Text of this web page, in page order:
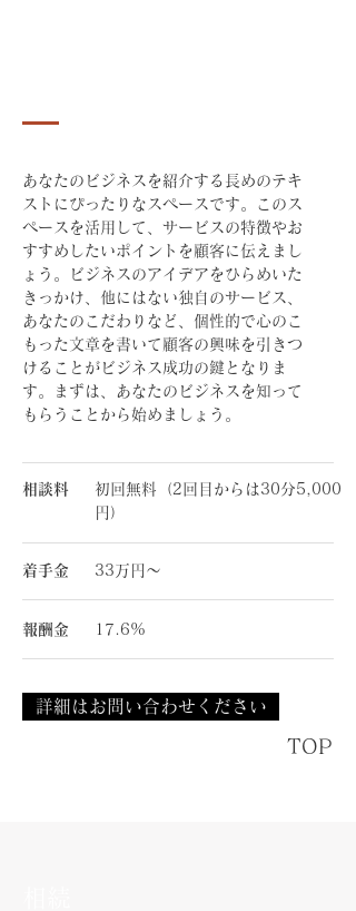
あなたのビジネスを紹介する長めのテキ
ストにぴったりなスペースです。このス
ペースを活用して、サービスの特徴やお
すすめしたいポイントを顧客に伝えまし
ょう。ビジネスのアイデアをひらめいた
きっかけ、他にはない独自のサービス、
あなたのこだわりなど、個性的で心のこ
もった文章を書いて顧客の興味を引きつ
けることがビジネス成功の鍵となりま
す。まずは、あなたのビジネスを知って
もらうことから始めましょう。
相談料
初回無料（2回目からは30分5,000
円）
着手金 33万円～
報酬金 17.6%
詳細はお問い合わせください
TOP